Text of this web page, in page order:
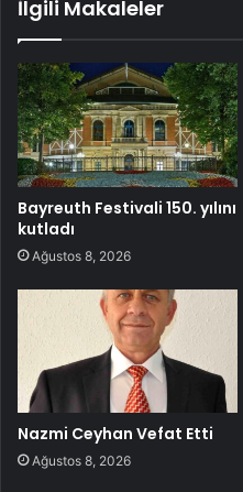
İlgili Makaleler
Bayreuth Festivali 150. yılını
kutladı
Ağustos 8, 2026
Nazmi Ceyhan Vefat Etti
Ağustos 8, 2026